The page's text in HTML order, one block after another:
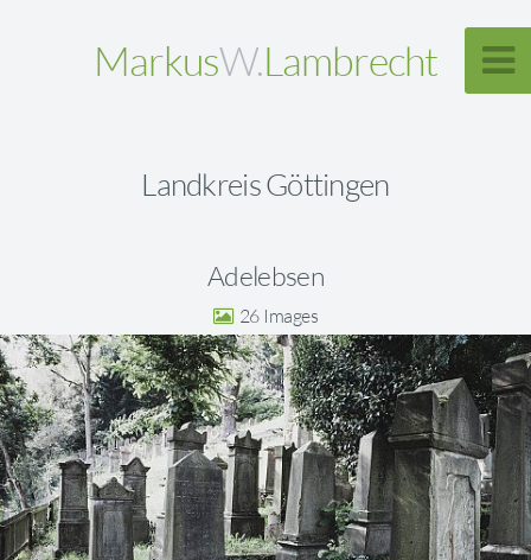
MarkusW.Lambrecht
Landkreis Göttingen
Adelebsen
26